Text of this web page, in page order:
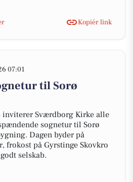
Kopiér link
07:01
til Sorø
inviterer Sværdborg Kirke alle
sognetur til Sorø
Dagen byder på
frokost på Gyrstinge Skovkro
selskab.